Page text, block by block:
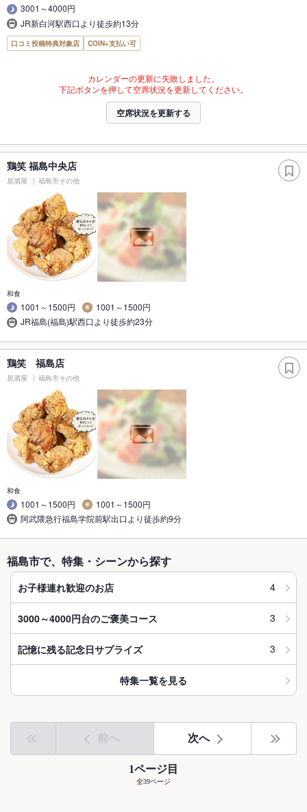
3001～4000円
JR新白河駅西口より徒歩約13分
口コミ投稿特典対象店 COIN+支払い可
カレンダーの更新に失敗しました。
下記ボタンを押して空席状況を更新してください。
空席状況を更新する
鶏笑 福島中央店
居酒屋 福島市その他
和食
1001～1500円
1001～1500円
JR福島(福島)駅西口より徒歩約23分
鶏笑 福島店
居酒屋 福島市その他
和食
1001～1500円
1001～1500円
阿武隈急行福島学院前駅出口より徒歩約9分
福島市で、特集・シーンから探す
お子様連れ歓迎のお店 4
3000～4000円台のご褒美コース 3
記憶に残る記念日サプライズ 3
特集一覧を見る
前へ 次へ
1ページ目
全39ページ